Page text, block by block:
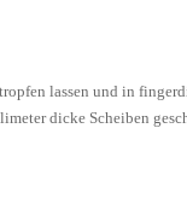
lassen und in
dicke Scheiben